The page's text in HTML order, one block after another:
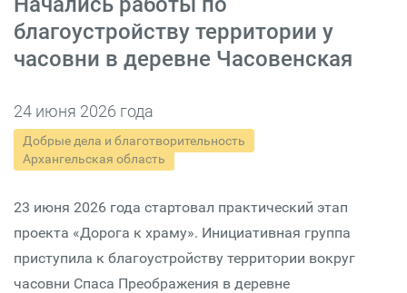
благоустройству территории у
часовни в деревне Часовенская
24 июня 2026 года
Добрые дела и благотворительность
Архангельская область
23 июня 2026 года стартовал практический этап
проекта «Дорога к храму». Инициативная группа
приступила к благоустройству территории вокруг
часовни Спаса Преображения в деревне